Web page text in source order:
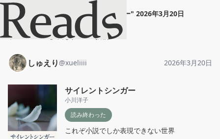
しゅえり"サイレントシンガー" 2026年3月20日
ホーム しゅえり 投稿
しゅえり @xueliiii 2026年3月20日
サイレントシンガー
小川洋子
読み終わった
これぞ小説でしか表現できない世界